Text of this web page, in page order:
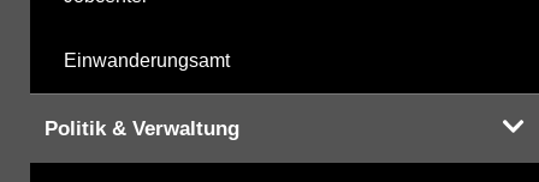
Einwanderungsamt
Politik & Verwaltung